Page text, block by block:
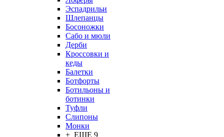
Эспадрильи
Шлепанцы
Босоножки
Сабо и мюли
Дерби
Кроссовки и
кеды
Балетки
Ботфорты
Ботильоны и
ботинки
Туфли
Слипоны
Монки
+ ЕЩЕ 9